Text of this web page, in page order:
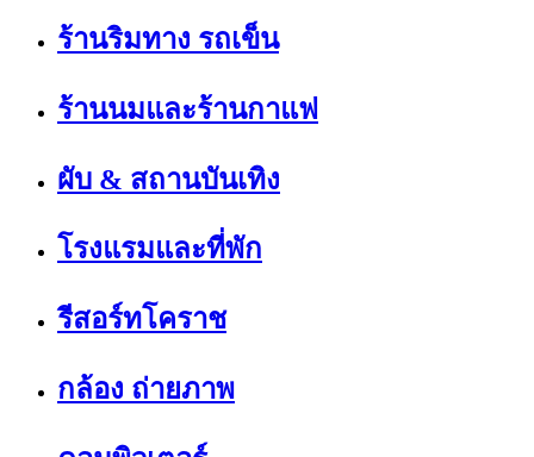
ร้านริมทาง รถเข็น
ร้านนมและร้านกาแฟ
ผับ & สถานบันเทิง
โรงแรมและที่พัก
รีสอร์ทโคราช
กล้อง ถ่ายภาพ